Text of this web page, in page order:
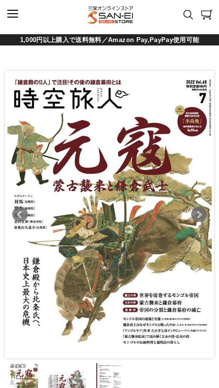
1,000円以上購入で送料無料／Amazon Pay,PayPay使用可能